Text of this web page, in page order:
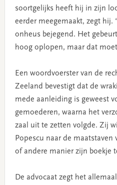
soortgelijks heeft hij in zijn
eerder meegemaakt, zegt hij.
onheus bejegend. Het
hoog oplopen, maar dat
Een woordvoerster van de
Zeeland bevestigt dat de
mede aanleiding is geweest
gemoederen, waarna het
zaal uit te zetten volgde. Zij
Popescu naar de maatstaven
of andere manier zijn boekje
De advocaat zegt het